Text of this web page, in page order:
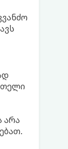
არა